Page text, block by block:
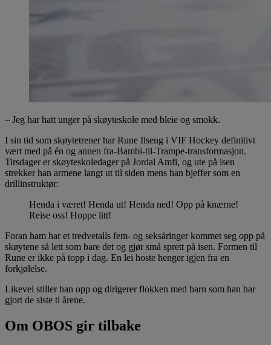
– Jeg har hatt unger på skøyteskole med bleie og smokk.
I sin tid som skøytetrener har Rune Ilseng i VIF Hockey definitivt
vært med på én og annen fra-Bambi-til-Trampe-transformasjon.
Tirsdager er skøyteskoledager på Jordal Amfi, og ute på isen
strekker han armene langt ut til siden mens han bjeffer som en
drillinstruktør:
Henda i været! Henda ut! Henda ned! Opp på knærne!
Reise oss! Hoppe litt!
Foran ham har et tredvetalls fem- og seksåringer kommet seg opp på
skøytene så lett som bare det og gjør små sprett på isen. Formen til
Rune er ikke på topp i dag. En lei hoste henger igjen fra en
forkjølelse.
Likevel stiller han opp og dirigerer flokken med barn som han har
gjort de siste ti årene.
Om OBOS gir tilbake